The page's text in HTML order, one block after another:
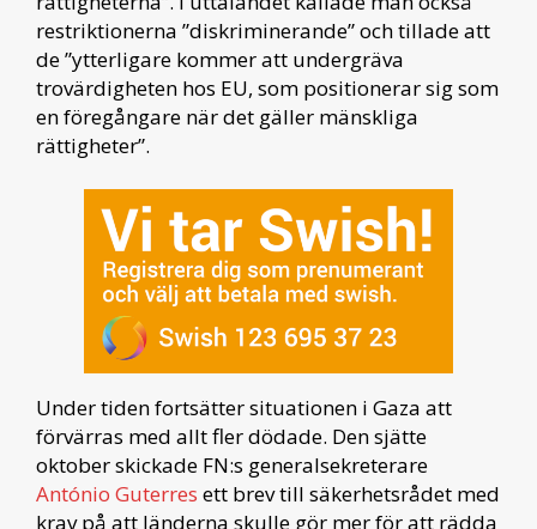
restriktionerna ”diskriminerande” och tillade att
de ”ytterligare kommer att undergräva
trovärdigheten hos EU, som positionerar sig som
en föregångare när det gäller mänskliga
rättigheter”.
Under tiden fortsätter situationen i Gaza att
förvärras med allt fler dödade. Den sjätte
oktober skickade FN:s generalsekreterare
António Guterres ett brev till säkerhetsrådet med
krav på att länderna skulle gör mer för att rädda